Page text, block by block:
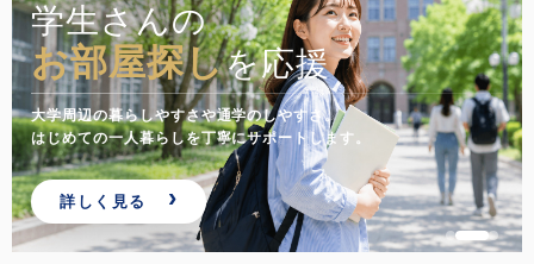
学生さんの
お部屋探しを応援
大学周辺の暮らしやすさや通学のしやすさ。
はじめての一人暮らしを丁寧にサポートします。
詳しく見る